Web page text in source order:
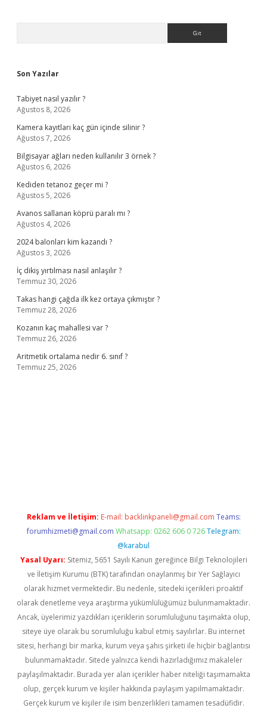
Son Yazılar
Tabiyet nasıl yazılır ?
Ağustos 8, 2026
Kamera kayıtları kaç gün içinde silinir ?
Ağustos 7, 2026
Bilgisayar ağları neden kullanılır 3 örnek ?
Ağustos 6, 2026
Kediden tetanoz geçer mi ?
Ağustos 5, 2026
Avanos sallanan köprü paralı mı ?
Ağustos 4, 2026
2024 balonları kim kazandı ?
Ağustos 3, 2026
İç dikiş yırtılması nasıl anlaşılır ?
Temmuz 30, 2026
Takas hangi çağda ilk kez ortaya çıkmıştır ?
Temmuz 28, 2026
Kozanın kaç mahallesi var ?
Temmuz 26, 2026
Aritmetik ortalama nedir 6. sınıf ?
Temmuz 25, 2026
Reklam ve İletişim: E-mail: backlinkpaneli@gmail.com Teams:
forumhizmeti@gmail.com Whatsapp: 0262 606 0 726 Telegram:
@karabul
Yasal Uyarı: Sitemiz, 5651 Sayılı Kanun gereğince Bilgi Teknolojileri
ve İletişim Kurumu (BTK) tarafından onaylanmış bir Yer Sağlayıcı
olarak hizmet vermektedir. Bu nedenle, sitedeki içerikleri proaktif
olarak denetleme veya araştırma yükümlülüğümüz bulunmamaktadır.
Ancak, üyelerimiz yazdıkları içeriklerin sorumluluğunu taşımakta olup,
siteye üye olarak bu sorumluluğu kabul etmiş sayılırlar. Bu internet
sitesi, herhangi bir marka, kurum veya şahıs şirketi ile hiçbir bağlantısı
bulunmamaktadır. Sitede yalnızca kendi hazırladığımız makaleler
paylaşılmaktadır. Burada yer alan içerikler haber niteliği taşımamakta
olup, gerçek kurum ve kişiler hakkında paylaşım yapılmamaktadır.
Gerçek kurum ve kişiler ile isim benzerlikleri tamamen tesadüfidir.